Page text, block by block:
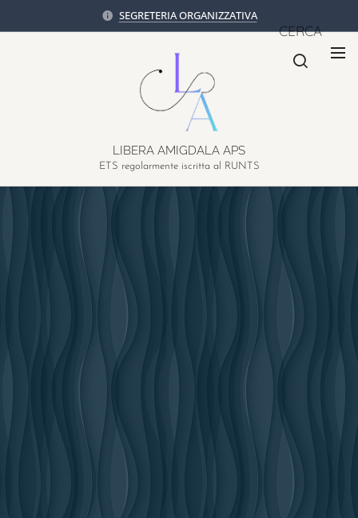
SEGRETERIA ORGANIZZATIVA
LIBERA AMIGDALA APS
ETS regolarmente iscritta al RUNTS
CERCA